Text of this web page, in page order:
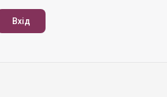
Вхід